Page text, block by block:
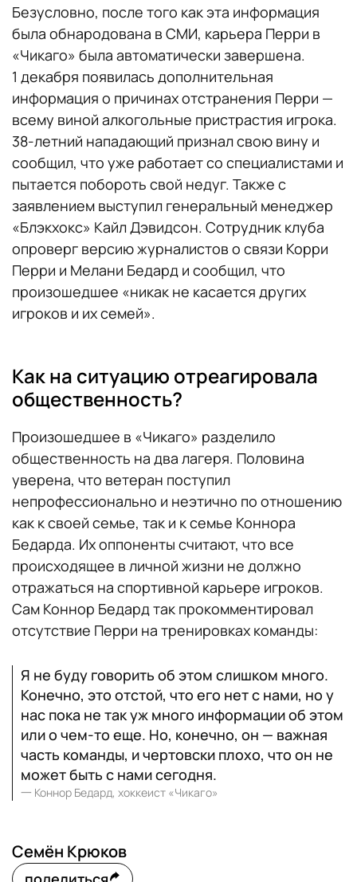
Безусловно, после того как эта информация
была обнародована в СМИ, карьера Перри в
«Чикаго» была автоматически завершена.
1 декабря появилась дополнительная
информация о причинах отстранения Перри —
всему виной алкогольные пристрастия игрока.
38-летний нападающий признал свою вину и
сообщил, что уже работает со специалистами и
пытается побороть свой недуг. Также с
заявлением выступил генеральный менеджер
«Блэкхокс» Кайл Дэвидсон. Сотрудник клуба
опроверг версию журналистов о связи Корри
Перри и Мелани Бедард и сообщил, что
произошедшее «никак не касается других
игроков и их семей».
Как на ситуацию отреагировала
общественность?
Произошедшее в «Чикаго» разделило
общественность на два лагеря. Половина
уверена, что ветеран поступил
непрофессионально и неэтично по отношению
как к своей семье, так и к семье Коннора
Бедарда. Их оппоненты считают, что все
происходящее в личной жизни не должно
отражаться на спортивной карьере игроков.
Сам Коннор Бедард так прокомментировал
отсутствие Перри на тренировках команды:
Я не буду говорить об этом слишком много.
Конечно, это отстой, что его нет с нами, но у
нас пока не так уж много информации об этом
или о чем-то еще. Но, конечно, он — важная
часть команды, и чертовски плохо, что он не
может быть с нами сегодня.
一 Коннор Бедард, хоккеист «Чикаго»
Семён Крюков